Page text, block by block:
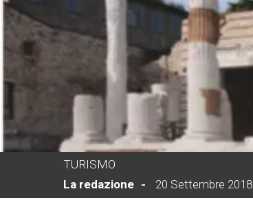
TURISMO
La redazione
20 Settembre 2018